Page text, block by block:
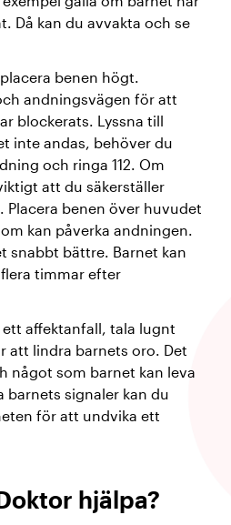
Då kan du avvakta och se
benen högt.
andningsvägen för att
blockerats. Lyssna till
inte andas, behöver du
och ringa 112. Om
att du säkerställer
benen över huvudet
kan påverka andningen.
snabbt bättre. Barnet kan
timmar efter
affektanfall, tala lugnt
att lindra barnets oro. Det
något som barnet kan leva
barnets signaler kan du
för att undvika ett
hjälpa?